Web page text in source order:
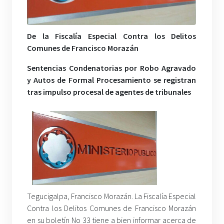
De la Fiscalía Especial Contra los Delitos
Comunes de Francisco Morazán
Sentencias Condenatorias por Robo Agravado
y Autos de Formal Procesamiento se registran
tras impulso procesal de agentes de tribunales
Tegucigalpa, Francisco Morazán. La Fiscalía Especial
Contra los Delitos Comunes de Francisco Morazán
en su boletín No 33 tiene a bien informar acerca de